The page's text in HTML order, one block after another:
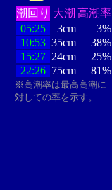
潮回り 大潮 高潮率
05:25
3cm
3%
10:53 35cm
38%
15:27 24cm
25%
22:26 75cm 81%
※高潮率は最高高潮に
対しての率を示す。